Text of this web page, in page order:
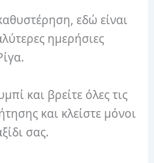
εδώ είναι
ημερήσιες
και βρείτε όλες τις
και κλείστε μόνοι
σας.